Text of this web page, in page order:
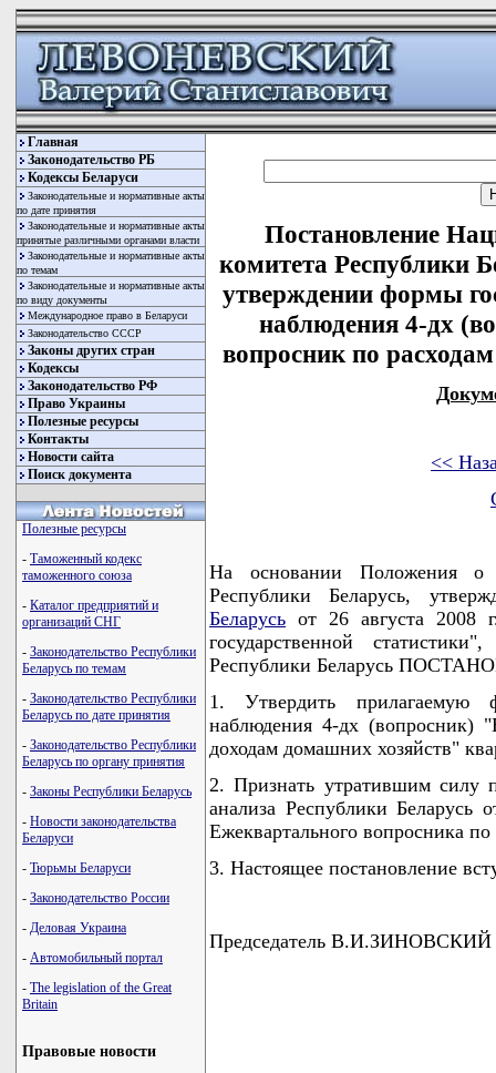
Главная
Законодательство РБ
Кодексы Беларуси
Законодательные и нормативные акты
по дате принятия
Законодательные и нормативные акты
принятые различными органами власти
Законодательные и нормативные акты
по темам
Законодательные и нормативные акты
по виду документы
Международное право в Беларуси
Законодательство СССР
Законы других стран
Кодексы
Законодательство РФ
Право Украины
Полезные ресурсы
Контакты
Новости сайта
Поиск документа
Полезные ресурсы
- Таможенный кодекс
таможенного союза
- Каталог предприятий и
организаций СНГ
- Законодательство Республики
Беларусь по темам
- Законодательство Республики
Беларусь по дате принятия
- Законодательство Республики
Беларусь по органу принятия
- Законы Республики Беларусь
- Новости законодательства
Беларуси
- Тюрьмы Беларуси
- Законодательство России
- Деловая Украина
- Автомобильный портал
- The legislation of the Great
Britain
Правовые новости
Постановление
комитета Республики
утверждении формы
наблюдения 4-дх
вопросник по
<<
На основании Положения о
Республики Беларусь,
Беларусь от 26 августа 2008
государственной
Республики Беларусь
1. Утвердить прилагаемую
наблюдения 4-дх (вопросник)
доходам домашних хозяйств"
2. Признать утратившим силу
анализа Республики
Ежеквартального вопросника
3. Настоящее постановление
Председатель В.И.ЗИНОВСКИЙ